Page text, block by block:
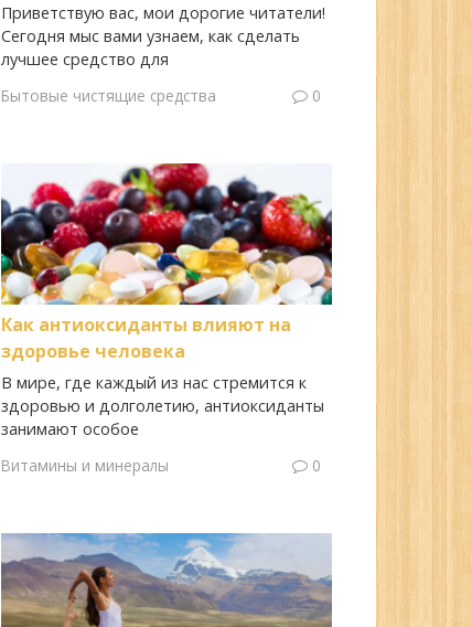
Приветствую вас, мои дорогие читатели!
Сегодня мыс вами узнаем, как сделать
лучшее средство для
Бытовые чистящие средства
0
Как антиоксиданты влияют на
здоровье человека
В мире, где каждый из нас стремится к
здоровью и долголетию, антиоксиданты
занимают особое
Витамины и минералы
0